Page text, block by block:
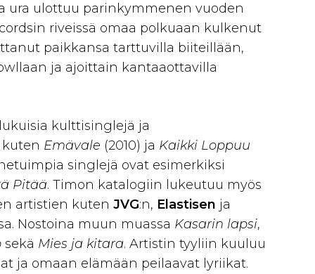
ura ulottuu parinkymmenen vuoden
riveissä omaa polkuaan kulkenut
paikkansa tarttuvilla biiteillään,
ja ajoittain kantaaottavilla
kulttisinglejä ja
Emävale (2010) ja Kaikki Loppuu
singlejä ovat esimerkiksi
Pitää. Timon katalogiin lukeutuu myös
artistien kutenJVG:n, Elastisen ja
Nostoina muun muassa Kasarin lapsi,
sekä Mies ja kitara. Artistin tyyliin kuuluu
ja omaan elämään peilaavat lyriikat.